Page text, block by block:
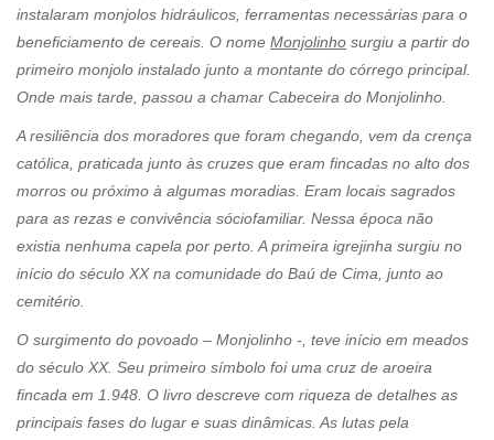
instalaram monjolos hidráulicos, ferramentas necessárias para o
beneficiamento de cereais. O nome Monjolinho surgiu a partir do
primeiro monjolo instalado junto a montante do córrego principal.
Onde mais tarde, passou a chamar Cabeceira do Monjolinho.
A resiliência dos moradores que foram chegando, vem da crença
católica, praticada junto às cruzes que eram fincadas no alto dos
morros ou próximo à algumas moradias. Eram locais sagrados
para as rezas e convivência sóciofamiliar. Nessa época não
existia nenhuma capela por perto. A primeira igrejinha surgiu no
início do século XX na comunidade do Baú de Cima, junto ao
cemitério.
O surgimento do povoado – Monjolinho -, teve início em meados
do século XX. Seu primeiro símbolo foi uma cruz de aroeira
fincada em 1.948. O livro descreve com riqueza de detalhes as
principais fases do lugar e suas dinâmicas. As lutas pela